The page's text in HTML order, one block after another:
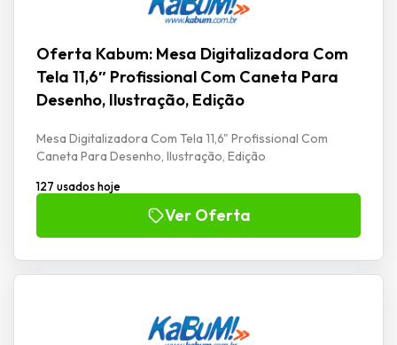
Oferta Kabum: Mesa Digitalizadora Com
Tela 11,6″ Profissional Com Caneta Para
Desenho, Ilustração, Edição
Mesa Digitalizadora Com Tela 11,6" Profissional Com
Caneta Para Desenho, Ilustração, Edição
127 usados hoje
Ver Oferta